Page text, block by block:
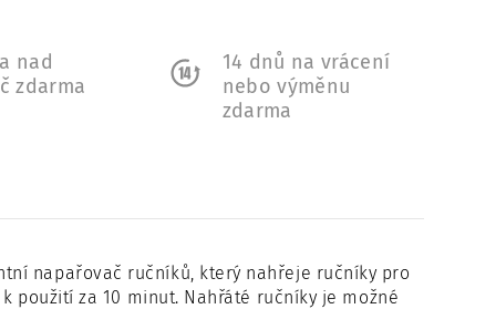
nad
zdarma
14 dnů na vrácení
nebo výměnu
zdarma
napařovač ručníků, který nahřeje ručníky pro
použití za 10 minut. Nahřáté ručníky je možné